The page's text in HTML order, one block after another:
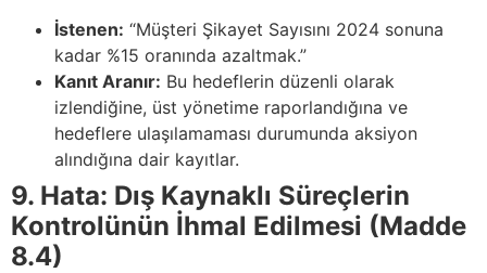
İstenen: “Müşteri Şikayet Sayısını 2024 sonuna
kadar %15 oranında azaltmak.”
Kanıt Aranır: Bu hedeflerin düzenli olarak
izlendiğine, üst yönetime raporlandığına ve
hedeflere ulaşılamaması durumunda aksiyon
alındığına dair kayıtlar.
9. Hata: Dış Kaynaklı Süreçlerin
Kontrolünün İhmal Edilmesi (Madde
8.4)